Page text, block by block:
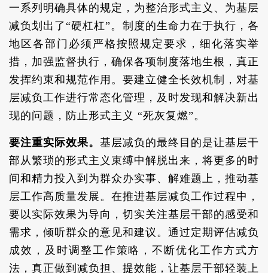
一系列明确具体的规定，为整治形式主义、为基层
减负划出了“硬杠杠”。制度的生命力在于执行，各
地区各部门必须严格按照规定要求，细化落实举
措，加强监督执行，确保各项制度落地生根，真正
发挥约束和规范作用。要建立健全长效机制，对基
层减负工作进行常态化管理，及时发现和解决新出
现的问题，防止形式主义 “死灰复燃”。
要注重实际效果。 基层减负的最终目的是让基层干
部从繁琐的形式主义束缚中解脱出来，将更多的时
间和精力投入到为群众办实事、解难题上，推动基
层工作高质量发展。在推进基层减负工作过程中，
要以实际效果为导向，切实关注基层干部的感受和
需求，倾听群众的意见和建议。通过定期评估减负
成效，及时调整工作策略，不断优化工作方式方
法，真正做到减负担、提效能，让基层干部轻装上